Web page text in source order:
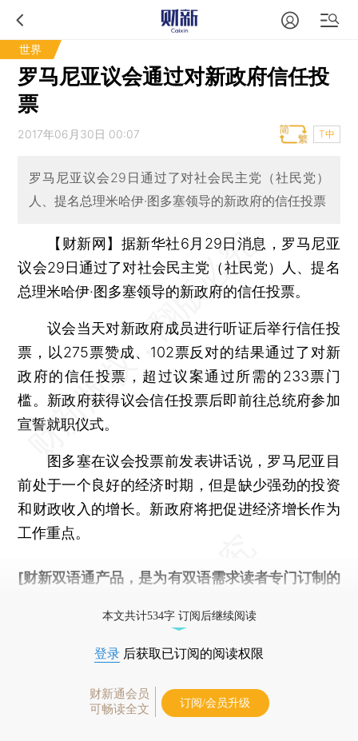
世界
罗马尼亚议会通过对新政府信任投
票
2017年06月30日 00:07 T中
罗马尼亚议会29日通过了对社会民主党（社民党）
人、提名总理米哈伊·图多塞领导的新政府的信任投票
【财新网】 据新华社6月29日消息，罗马尼亚
议会29日通过了对社会民主党（社民党）人、提名
总理米哈伊·图多塞领导的新政府的信任投票。
议会当天对新政府成员进行听证后举行信任投
票，以275票赞成、102票反对的结果通过了对新
政府的信任投票，超过议案通过所需的233票门
槛。新政府获得议会信任投票后即前往总统府参加
宣誓就职仪式。
图多塞在议会投票前发表讲话说，罗马尼亚目
前处于一个良好的经济时期，但是缺少强劲的投资
和财政收入的增长。新政府将把促进经济增长作为
工作重点。
[财新双语通产品，是为有双语需求读者专门订制的
本文共计534字 订阅后继续阅读
登录 后获取已订阅的阅读权限
财新通会员
可畅读全文
订阅/会员升级